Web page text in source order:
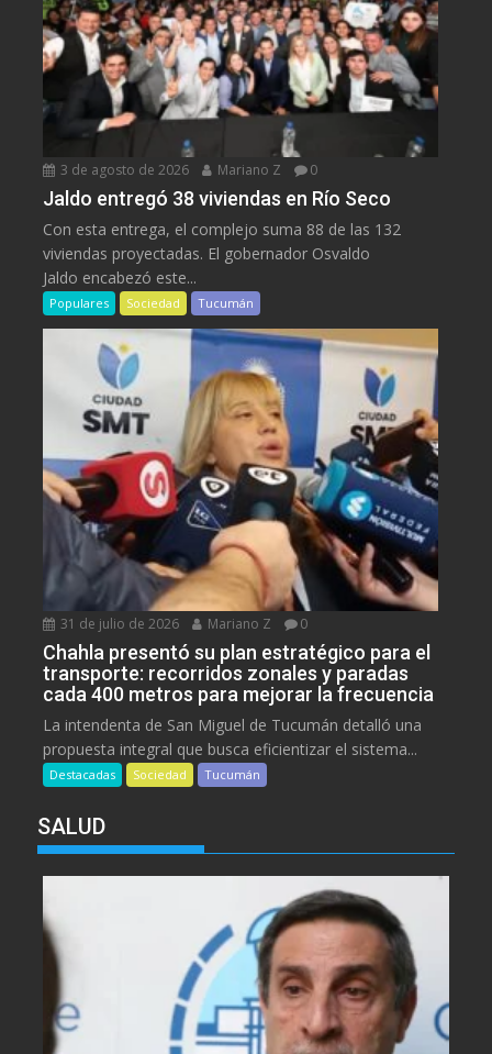
3 de agosto de 2026 Mariano Z 0
Jaldo entregó 38 viviendas en Río Seco
Con esta entrega, el complejo suma 88 de las 132
viviendas proyectadas. El gobernador Osvaldo
Jaldo encabezó este...
Populares Sociedad Tucumán
31 de julio de 2026 Mariano Z 0
Chahla presentó su plan estratégico para el
transporte: recorridos zonales y paradas
cada 400 metros para mejorar la frecuencia
La intendenta de San Miguel de Tucumán detalló una
propuesta integral que busca eficientizar el sistema...
Destacadas Sociedad Tucumán
SALUD